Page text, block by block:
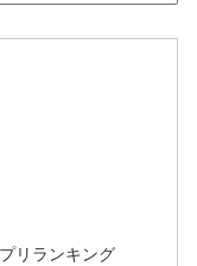
リランキング